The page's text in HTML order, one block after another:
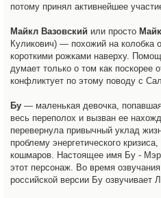
потому принял активнейшее
Майкл Вазовский или просто Майк
Куликович) — похожий на колобка
короткими рожками наверху.
думает только о том как поскорее
конфликтует по этому поводу с
Бу — маленькая девочка,
весь переполох и вызван ее
перевернула привычный уклад
проблему энергетического
кошмаров. Настоящее имя Бу -
этот персонаж. Во время
российской версии Бу озвучивает